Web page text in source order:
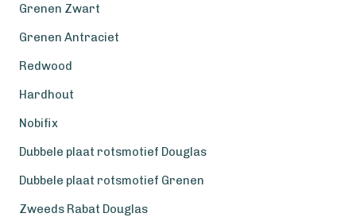
Grenen Zwart
Grenen Antraciet
Redwood
Hardhout
Nobifix
Dubbele plaat rotsmotief Douglas
Dubbele plaat rotsmotief Grenen
Zweeds Rabat Douglas